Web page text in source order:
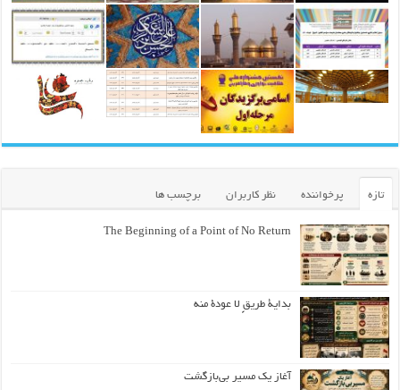
تازه پرخواننده نظر کاربران برچسب ها
The Beginning of a Point of No Return
بداية طريقٍ لا عودة منه
آغاز یک مسیر بی‌بازگشت